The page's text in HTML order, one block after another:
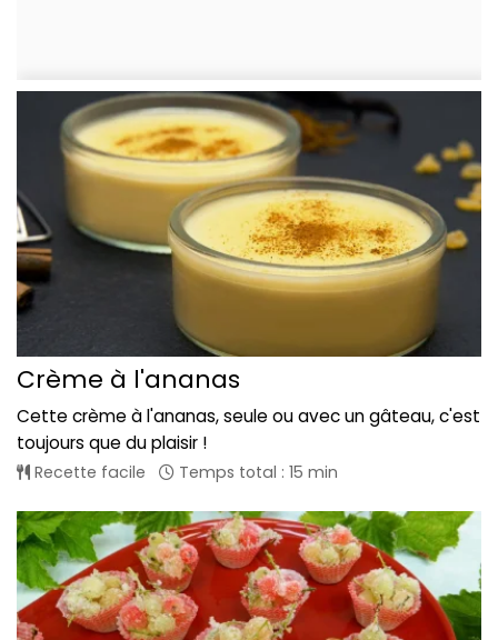
Crème à l'ananas
Cette crème à l'ananas, seule ou avec un gâteau, c'est
toujours que du plaisir !
Recette facile Temps total : 15 min